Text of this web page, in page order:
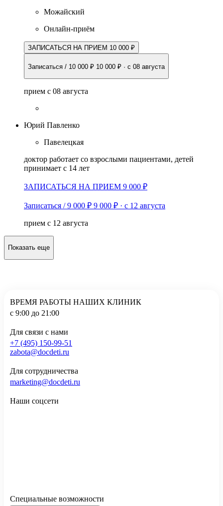
Можайский
Онлайн-приём
ЗАПИСАТЬСЯ НА ПРИЕМ 10 000 ₽
Записаться / 10 000 ₽ 10 000 ₽ · с 08 августа
прием с 08 августа
Юрий Павленко
Павелецкая
доктор работает со взрослыми пациентами, детей
принимает с 14 лет
ЗАПИСАТЬСЯ НА ПРИЕМ 9 000 ₽
Записаться / 9 000 ₽ 9 000 ₽ · с 12 августа
прием с 12 августа
Показать еще
ВРЕМЯ РАБОТЫ НАШИХ КЛИНИК
с 9:00 до 21:00
Для связи с нами
+7 (495) 150-99-51
zabota@docdeti.ru
Для сотрудничества
marketing@docdeti.ru
Наши соцсети
Специальные возможности